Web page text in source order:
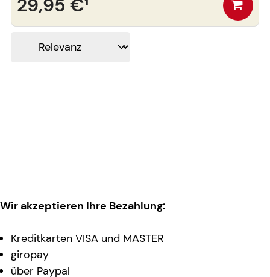
29,95 €¹
Wir akzeptieren Ihre Bezahlung:
Kreditkarten VISA und MASTER
giropay
über Paypal